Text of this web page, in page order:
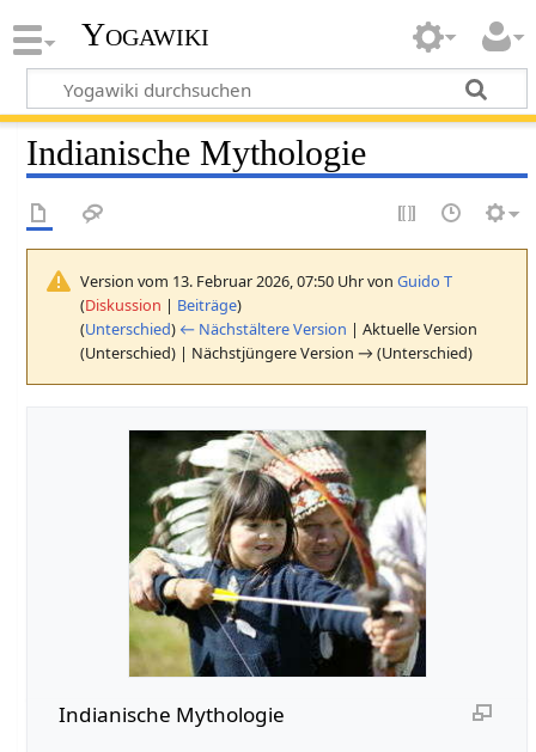
Yogawiki
Indianische Mythologie
Version vom 13. Februar 2026, 07:50 Uhr vonGuido T
(Diskussion | Beiträge)
(Unterschied) ← Nächstältere Version | Aktuelle Version
(Unterschied) | Nächstjüngere Version → (Unterschied)
Indianische Mythologie